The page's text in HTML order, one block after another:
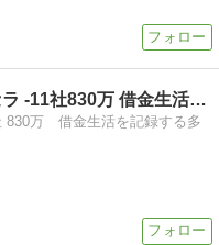
座右の銘はケセラセラ -11社830万 借金生活の記録-
830万 借金生活を記録する多